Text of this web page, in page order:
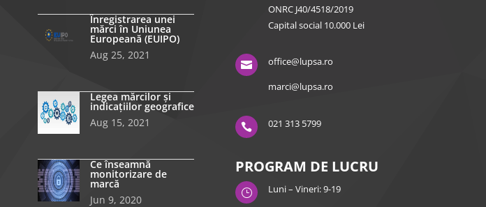
Înregistrarea unei
mărci în Uniunea
Europeană (EUIPO)
Aug 25, 2021
Legea mărcilor și
indicațiilor geografice
Aug 15, 2021
Ce înseamnă
monitorizare de
marcă
Jun 9, 2020
ONRC J40/4518/2019
Capital social 10.000 Lei

office@lupsa.ro
marci@lupsa.ro
 021 313 5799
PROGRAM DE LUCRU
} Luni – Vineri: 9-19